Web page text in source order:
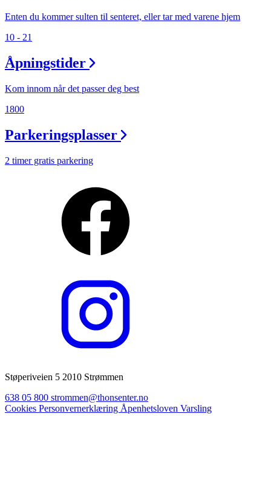
Enten du kommer sulten til senteret, eller tar med varene hjem
10 - 21
Åpningstider
Kom innom når det passer deg best
1800
Parkeringsplasser
2 timer gratis parkering
Støperiveien 5 2010 Strømmen
638 05 800 strommen@thonsenter.no
Cookies Personvernerklæring Åpenhetsloven Varsling